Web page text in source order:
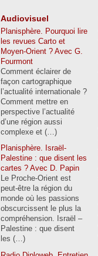
Audiovisuel
Planisphère. Pourquoi lire
les revues Carto et
Moyen-Orient ? Avec G.
Fourmont
Comment éclairer de
façon cartographique
l’actualité internationale ?
Comment mettre en
perspective l’actualité
d’une région aussi
complexe et (…)
Planisphère. Israël-
Palestine : que disent les
cartes ? Avec D. Papin
Le Proche-Orient est
peut-être la région du
monde où les passions
obscurcissent le plus la
compréhension. Israël –
Palestine : que disent
les (…)